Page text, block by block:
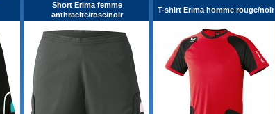
Short Erima femme
anthracite/rose/noir
T-shirt Erima homme rouge/noir